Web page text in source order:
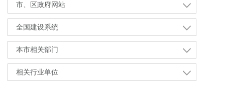
市、区政府网站
全国建设系统
本市相关部门
相关行业单位